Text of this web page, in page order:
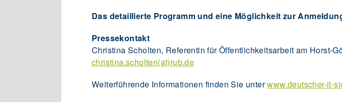
Das detaillierte Programm und eine Möglichkeit zur
Pressekontakt
Christina Scholten, Referentin für Öffentlichkeitsarbeit am Horst-
christina.scholten(at)rub.de
Weiterführende Informationen finden Sie unterwww.deutscher-it-